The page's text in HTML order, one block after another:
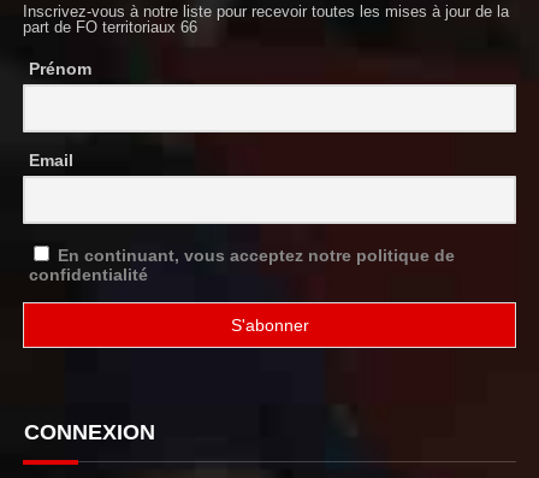
Inscrivez-vous à notre liste pour recevoir toutes les mises à jour de la
part de FO territoriaux 66
Prénom
Email
En continuant, vous acceptez notre politique de
confidentialité
CONNEXION